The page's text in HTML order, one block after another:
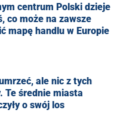
centrum Polski dzieje
co może na zawsze
mapę handlu w Europie
ale nic z tych
Te średnie miasta
o swój los